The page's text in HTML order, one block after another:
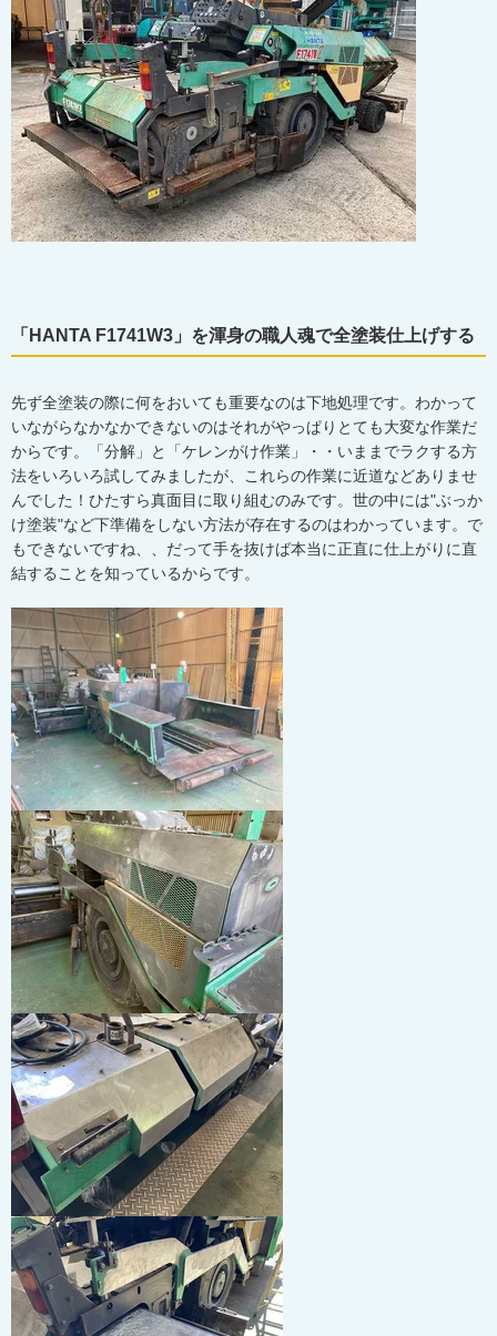
「HANTA F1741W3」を渾身の職人魂で全塗装仕上げする
先ず全塗装の際に何をおいても重要なのは下地処理です。わかって
いながらなかなかできないのはそれがやっぱりとても大変な作業だ
からです。「分解」と「ケレンがけ作業」・・いままでラクする方
法をいろいろ試してみましたが、これらの作業に近道などありませ
んでした！ひたすら真面目に取り組むのみです。世の中には"ぶっか
け塗装"など下準備をしない方法が存在するのはわかっています。で
もできないですね、、だって手を抜けば本当に正直に仕上がりに直
結することを知っているからです。